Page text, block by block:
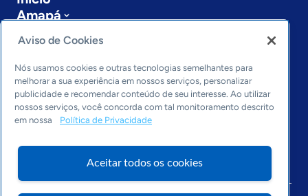
Amapá
Sobre a ASN
Últimas notícias
Entre em contato
Editorias
Economia & Política
Inovação & Tecnologia
Cultura empreendedora
Arquivo
Aviso de Cookies
Nós usamos cookies e outras tecnologias semelhantes para
melhorar a sua experiência em nossos serviços, personalizar
publicidade e recomendar conteúdo de seu interesse. Ao utilizar
nossos serviços, você concorda com tal monitoramento descrito
em nossa
Política de Privacidade
Aceitar todos os cookies